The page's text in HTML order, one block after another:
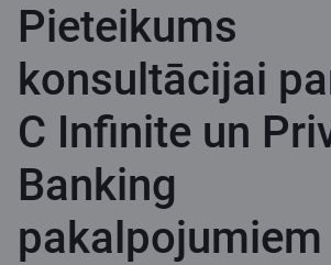
Pieteikums
konsultācijai
C Infinite un
Banking
pakalpojumiem